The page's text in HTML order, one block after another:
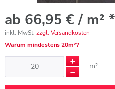
ab 66,95 € / m² *
inkl. MwSt. zzgl. Versandkosten
Warum mindestens 20m²?
m²